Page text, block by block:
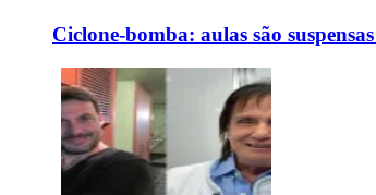
Ciclone-bomba: aulas são